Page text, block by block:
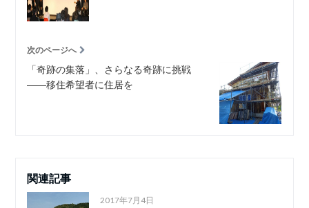
次のページへ
「奇跡の集落」、さらなる奇跡に挑戦
――移住希望者に住居を
関連記事
2017年7月4日